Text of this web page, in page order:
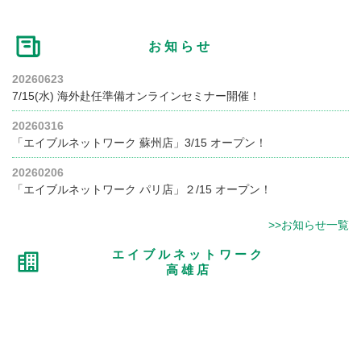
お知らせ
20260623
7/15(水) 海外赴任準備オンラインセミナー開催！
20260316
「エイブルネットワーク 蘇州店」3/15 オープン！
20260206
「エイブルネットワーク パリ店」２/15 オープン！
>>お知らせ一覧
エイブルネットワーク
高雄店